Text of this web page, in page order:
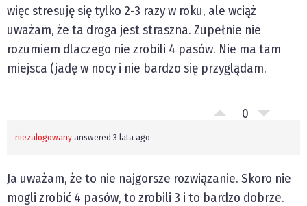
więc stresuję się tylko 2-3 razy w roku, ale wciąż
uważam, że ta droga jest straszna. Zupełnie nie
rozumiem dlaczego nie zrobili 4 pasów. Nie ma tam
miejsca (jadę w nocy i nie bardzo się przyglądam.
0
niezalogowany answered 3 lata ago
Ja uważam, że to nie najgorsze rozwiązanie. Skoro nie
mogli zrobić 4 pasów, to zrobili 3 i to bardzo dobrze.